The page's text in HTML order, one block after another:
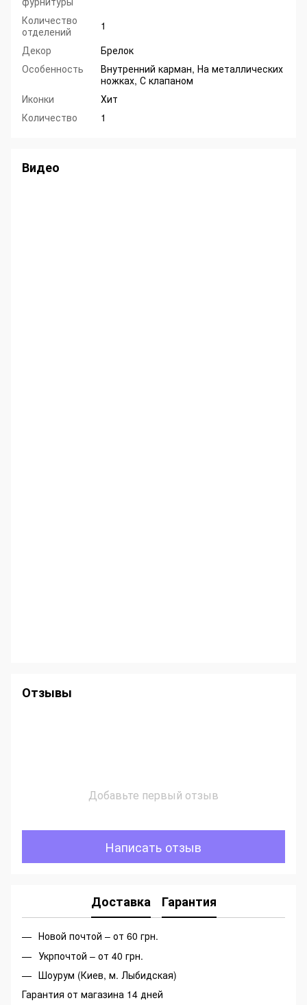
Количество
отделений
1
Декор
Брелок
Особенность
Внутренний карман, На металлических
ножках, С клапаном
Иконки
Хит
Количество
1
Видео
Отзывы
Добавьте первый отзыв
Написать отзыв
Доставка Гарантия
Новой почтой – от 60 грн.
Укрпочтой – от 40 грн.
Шоурум (Киев, м. Лыбидская)
Гарантия от магазина 14 дней